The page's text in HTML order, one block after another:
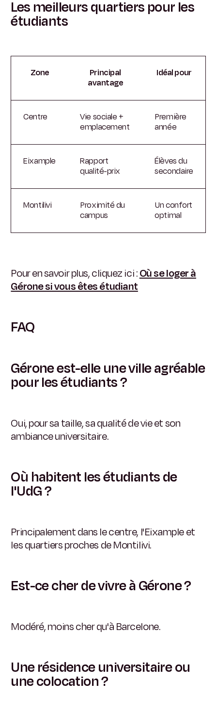
Les meilleurs quartiers pour les
étudiants
Zone
Principal
avantage
Idéal pour
Centre
Vie sociale +
emplacement
Première
année
Eixample
Rapport
qualité-prix
Élèves du
secondaire
Montilivi
Proximité du
campus
Un confort
optimal
Pour en savoir plus, cliquez ici :Où se loger à
Gérone si vous êtes étudiant
FAQ
Gérone est-elle une ville agréable
pour les étudiants ?
Oui, pour sa taille, sa qualité de vie et son
ambiance universitaire.
Où habitent les étudiants de
l'UdG ?
Principalement dans le centre, l'Eixample et
les quartiers proches de Montilivi.
Est-ce cher de vivre à Gérone ?
Modéré, moins cher qu'à Barcelone.
Une résidence universitaire ou
une colocation ?